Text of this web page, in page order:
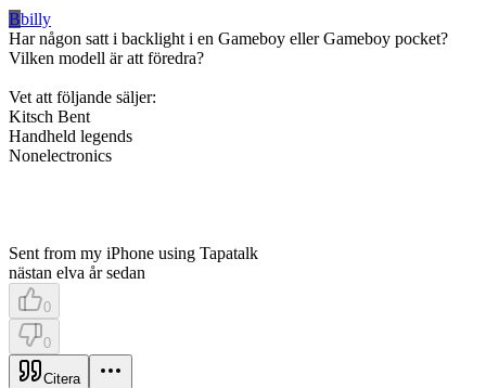
Bbilly
Har någon satt i backlight i en Gameboy eller Gameboy pocket?
Vilken modell är att föredra?
Vet att följande säljer:
Kitsch Bent
Handheld legends
Nonelectronics
Sent from my iPhone using Tapatalk
nästan elva år sedan
0
0
Citera